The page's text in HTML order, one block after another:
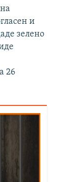
и
зелено
26